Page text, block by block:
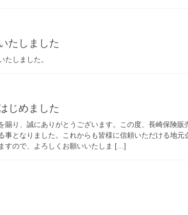
たしました
たしました。
じめました
賜り、誠にありがとうございます。この度、長崎保険販
事となりました。これからも皆様に信頼いただける地元
すので、よろしくお願いいたしま […]